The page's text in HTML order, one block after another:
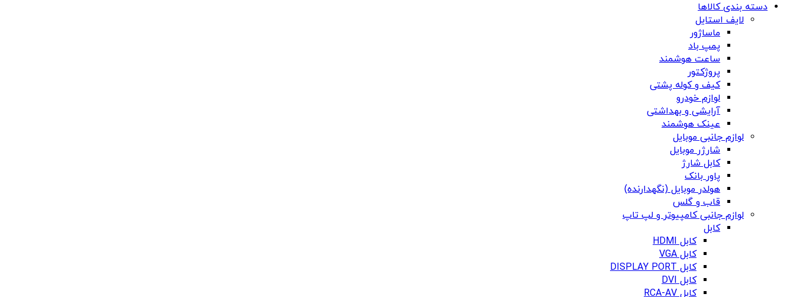
دسته بندی کالاها
لایف استایل
ماساژور
پمپ باد
ساعت هوشمند
پروژکتور
کیف و کوله پشتی
لوازم خودرو
آرایشی و بهداشتی
عینک هوشمند
لوازم جانبی موبایل
شارژر موبایل
کابل شارژ
پاور بانک
هولدر موبایل (نگهدارنده)
قاب و گلس
لوازم جانبی کامپیوتر و لپ تاپ
کابل
کابل HDMI
کابل VGA
کابل DISPLAY PORT
کابل DVI
کابل RCA-AV